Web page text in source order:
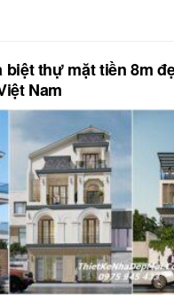
biệt thự mặt tiền 8m
Nam